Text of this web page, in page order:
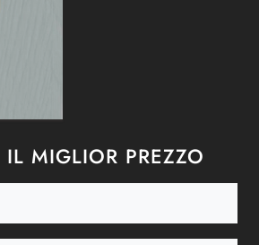
IL MIGLIOR PREZZO